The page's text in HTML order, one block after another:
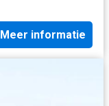
Meer informatie